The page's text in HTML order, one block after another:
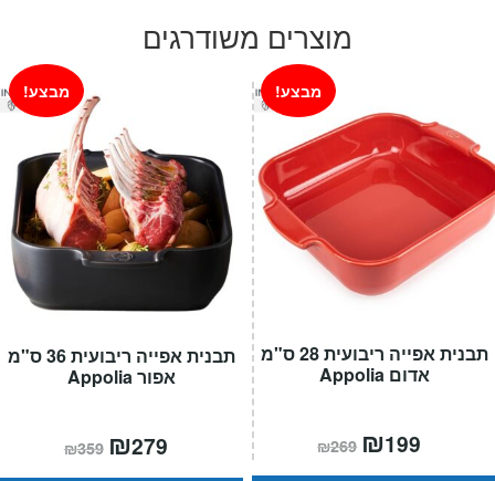
הוא:
₪319.
מוצרים משודרגים
תבנית אפייה ריבועית 36 ס"מ
אפור Appolia
מבצע!
₪359 המחיר
המקורי
היה:
₪279
הוא:
תבנית אפייה ריבועית 28 ס"מ
אדום Appolia
מבצע!
₪269 המחיר
המקורי
היה:
₪199
הוא: